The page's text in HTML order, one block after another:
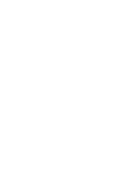
= 4
= 2